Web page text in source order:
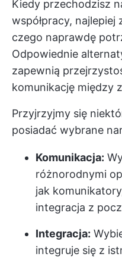
Kiedy przechodzisz
współpracy, najlepiej
czego naprawdę
Odpowiednie
zapewnią
komunikację między
Przyjrzyjmy się
posiadać wybrane
Komunikacja:
różnorodnymi
jak
integracja z
Integracja:
integruje się z